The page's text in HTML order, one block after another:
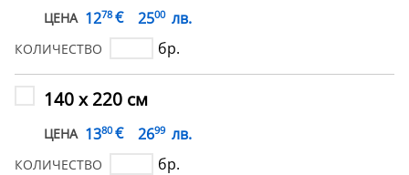
ЦЕНА 1278 € 2500 лв.
КОЛИЧЕСТВО бр.
140 х 220 см
ЦЕНА 1380 € 2699 лв.
КОЛИЧЕСТВО бр.